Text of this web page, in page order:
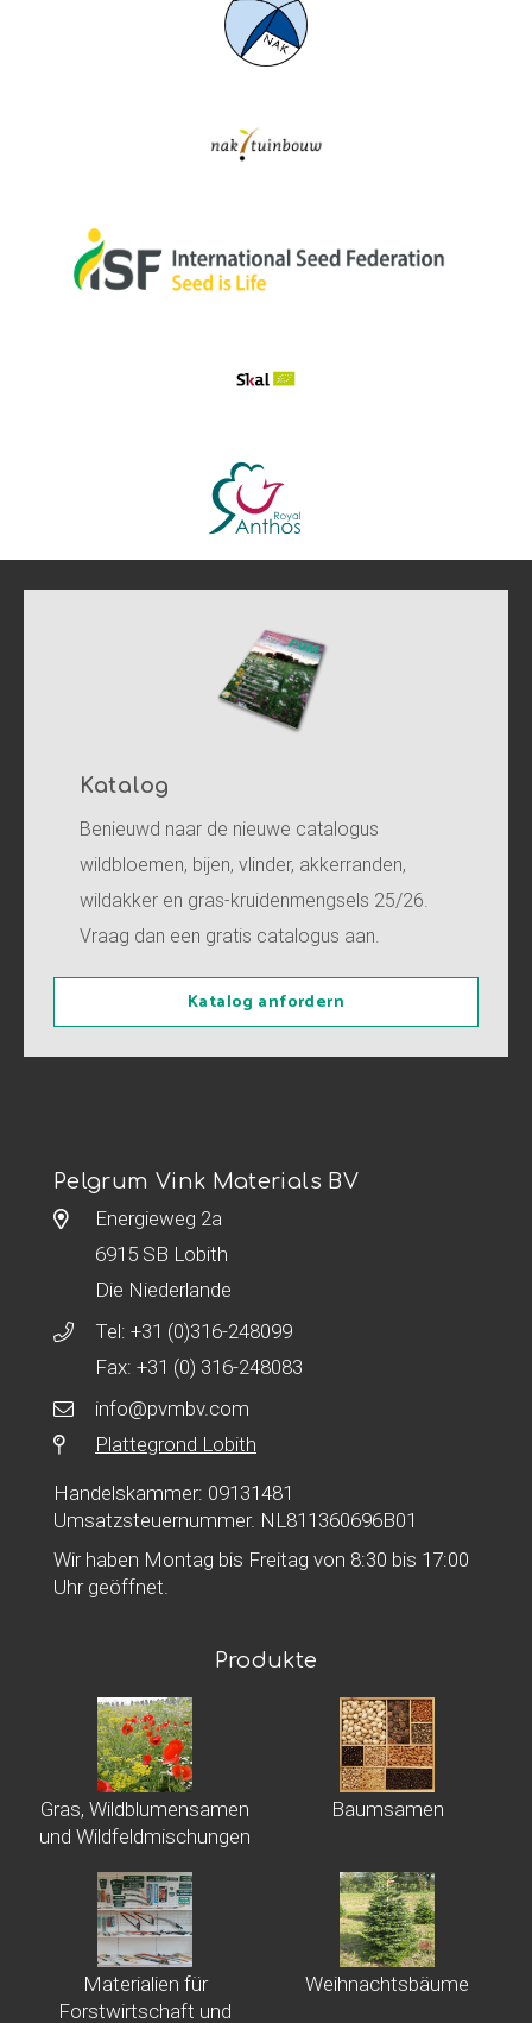
Katalog
Benieuwd naar de nieuwe catalogus
wildbloemen, bijen, vlinder, akkerranden,
wildakker en gras-kruidenmengsels 25/26.
Vraag dan een gratis catalogus aan.
Katalog anfordern
Pelgrum Vink Materials BV
Energieweg 2a
6915 SB Lobith
Die Niederlande
Tel: +31 (0)316-248099
Fax: +31 (0) 316-248083
info@pvmbv.com
Plattegrond Lobith
Handelskammer: 09131481
Umsatzsteuernummer. NL811360696B01
Wir haben Montag bis Freitag von 8:30 bis 17:00
Uhr geöffnet.
Produkte
Gras, Wildblumensamen
und Wildfeldmischungen
Baumsamen
Materialien für
Forstwirtschaft und
Weihnachtsbäume